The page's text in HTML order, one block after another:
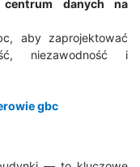
danych na
aby zaprojektować
niezawodność i
gbc